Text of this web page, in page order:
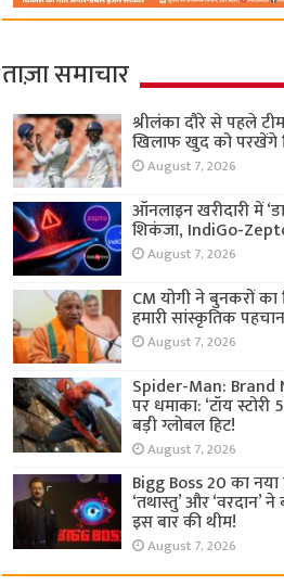
ताज़ा समाचार
श्रीलंका दौरे से पहले
खिलाफ खुद को परखेंगे
August 7, 2026
ऑनलाइन खरीदारी में
शिकंजा, IndiGo-
August 7, 2026
CM योगी ने बुनकरों
हमारी सांस्कृतिक
August 7, 2026
Spider-Man:
पर धमाका: ‘टॉय
बड़ी ग्लोबल हिट!
August 7, 2026
Bigg Boss 20 का
‘तथास्तु’ और ‘वरदान’
इस बार की थीम!
August 7, 2026